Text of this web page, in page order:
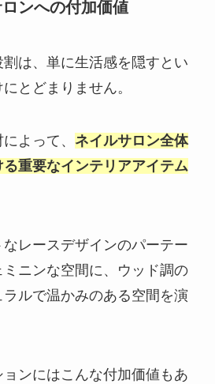
ンへの付加価値
は、単に生活感を隠すとい
とどまりません。
よって、 ネイルサロン全体
重要なインテリアアイテム
レースデザインのパーテー
ニンな空間に、ウッド調の
ルで温かみのある空間を演
ンにはこんな付加価値もあ